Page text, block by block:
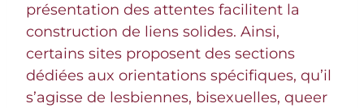
présentation des attentes facilitent la
construction de liens solides. Ainsi,
certains sites proposent des sections
dédiées aux orientations spécifiques, qu’il
s’agisse de lesbiennes, bisexuelles, queer